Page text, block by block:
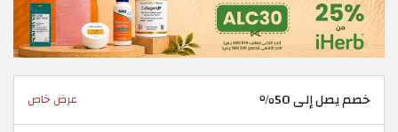
خصم يصل إلى 50٪ عرض خاص